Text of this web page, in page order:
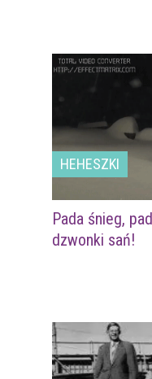
HEHESZKI
Pada śnieg,
dzwonki sań!